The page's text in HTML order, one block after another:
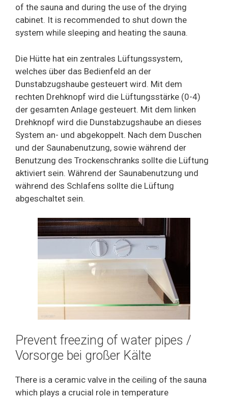
of the sauna and during the use of the drying
cabinet. It is recommended to shut down the
system while sleeping and heating the sauna.
Die Hütte hat ein zentrales Lüftungssystem,
welches über das Bedienfeld an der
Dunstabzugshaube gesteuert wird. Mit dem
rechten Drehknopf wird die Lüftungsstärke (0-4)
der gesamten Anlage gesteuert. Mit dem linken
Drehknopf wird die Dunstabzugshaube an dieses
System an- und abgekoppelt. Nach dem Duschen
und der Saunabenutzung, sowie während der
Benutzung des Trockenschranks sollte die Lüftung
aktiviert sein. Während der Saunabenutzung und
während des Schlafens sollte die Lüftung
abgeschaltet sein.
Prevent freezing of water pipes /
Vorsorge bei großer Kälte
There is a ceramic valve in the ceiling of the sauna
which plays a crucial role in temperature